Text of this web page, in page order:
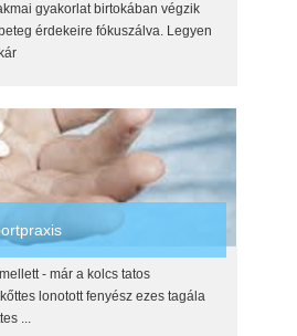
gyakorlat birtokában végzik
érdekeire fókuszálva. Legyen
- már a kolcs tatos
lonotott fenyész ezes tagála
...